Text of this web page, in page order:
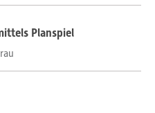
Planspiel